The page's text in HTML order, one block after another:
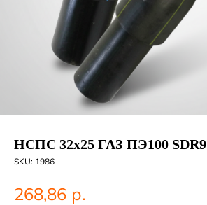
НСПС 32х25 ГАЗ ПЭ100
SKU: 1986
268,86 р.